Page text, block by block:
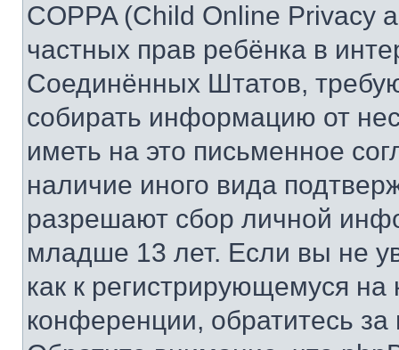
COPPA (Child Online Privacy
частных прав ребёнка в
Соединённых Штатов,
собирать информацию от
иметь на это письменное
наличие иного вида
разрешают сбор личной
младше 13 лет. Если вы не
как к регистрирующемуся
конференции, обратитесь